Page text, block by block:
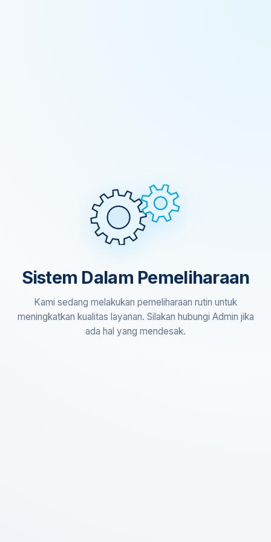
Sistem Dalam Pemeliharaan
Kami sedang melakukan pemeliharaan rutin untuk
meningkatkan kualitas layanan. Silakan hubungi Admin jika
ada hal yang mendesak.